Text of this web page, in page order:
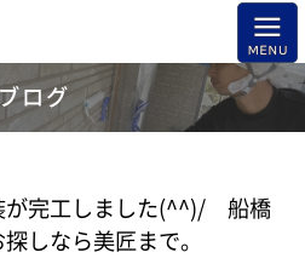
ログ
が完工しました(^^)/ 船橋
しなら美匠まで。